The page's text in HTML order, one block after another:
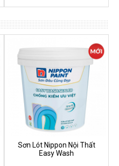
Sơn Lót Nippon Nội Thất
Easy Wash